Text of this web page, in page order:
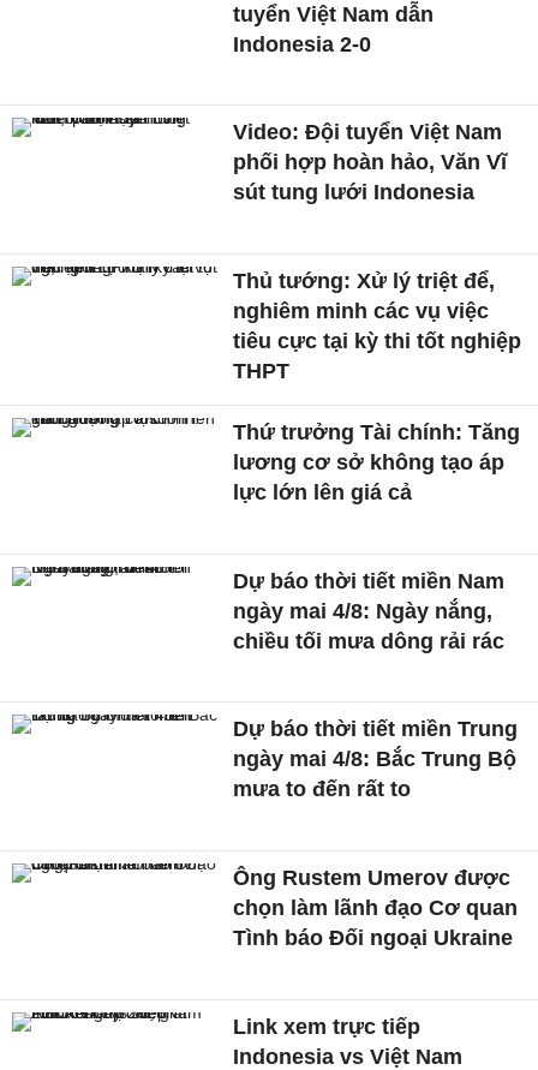
tuyển Việt Nam dẫn
Indonesia 2-0
Video: Đội tuyển Việt Nam
phối hợp hoàn hảo, Văn Vĩ
sút tung lưới Indonesia
Thủ tướng: Xử lý triệt để,
nghiêm minh các vụ việc
tiêu cực tại kỳ thi tốt nghiệp
THPT
Thứ trưởng Tài chính: Tăng
lương cơ sở không tạo áp
lực lớn lên giá cả
Dự báo thời tiết miền Nam
ngày mai 4/8: Ngày nắng,
chiều tối mưa dông rải rác
Dự báo thời tiết miền Trung
ngày mai 4/8: Bắc Trung Bộ
mưa to đến rất to
Ông Rustem Umerov được
chọn làm lãnh đạo Cơ quan
Tình báo Đối ngoại Ukraine
Link xem trực tiếp
Indonesia vs Việt Nam